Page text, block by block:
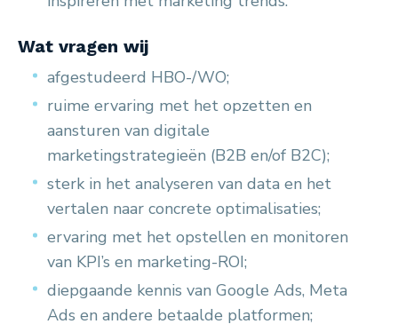
Wat vragen wij
afgestudeerd HBO-/WO;
ruime ervaring met het opzetten en
aansturen van digitale
marketingstrategieën (B2B en/of B2C);
sterk in het analyseren van data en het
vertalen naar concrete optimalisaties;
ervaring met het opstellen en monitoren
van KPI’s en marketing-ROI;
diepgaande kennis van Google Ads, Meta
Ads en andere betaalde platformen;